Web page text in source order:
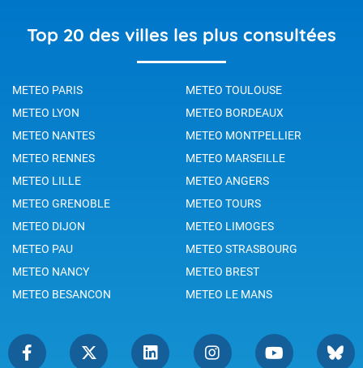
Top 20 des villes les plus consultées
METEO PARIS
METEO TOULOUSE
METEO LYON
METEO BORDEAUX
METEO NANTES
METEO MONTPELLIER
METEO RENNES
METEO MARSEILLE
METEO LILLE
METEO ANGERS
METEO GRENOBLE
METEO TOURS
METEO DIJON
METEO LIMOGES
METEO PAU
METEO STRASBOURG
METEO NANCY
METEO BREST
METEO BESANCON
METEO LE MANS